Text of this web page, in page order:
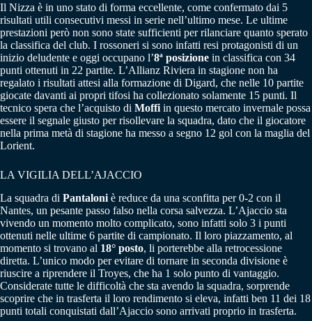
Il Nizza è in uno stato di forma eccellente, come confermato dai 5
risultati utili consecutivi messi in serie nell’ultimo mese. Le ultime
prestazioni però non sono state sufficienti per rilanciare quanto sperato
la classifica del club. I rossoneri si sono infatti resi protagonisti di un
inizio deludente e oggi occupano l’8ª posizione in classifica con 34
punti ottenuti in 22 partite. L’Allianz Riviera in stagione non ha
regalato i risultati attesi alla formazione di Digard, che nelle 10 partite
giocate davanti ai propri tifosi ha collezionato solamente 15 punti. Il
tecnico spera che l’acquisto di Moffi in questo mercato invernale possa
essere il segnale giusto per risollevare la squadra, dato che il giocatore
nella prima metà di stagione ha messo a segno 12 gol con la maglia del
Lorient.
LA VIGILIA DELL’AJACCIO
La squadra di Pantaloni è reduce da una sconfitta per 0-2 con il
Nantes, un pesante passo falso nella corsa salvezza. L’Ajaccio sta
vivendo un momento molto complicato, sono infatti solo 3 i punti
ottenuti nelle ultime 6 partite di campionato. Il loro piazzamento, al
momento si trovano al 18° posto, li porterebbe alla retrocessione
diretta. L’unico modo per evitare di tornare in seconda divisione è
riuscire a riprendere il Troyes, che ha 1 solo punto di vantaggio.
Considerate tutte le difficoltà che sta avendo la squadra, sorprende
scoprire che in trasferta il loro rendimento si eleva, infatti ben 11 dei 18
punti totali conquistati dall’Ajaccio sono arrivati proprio in trasferta.